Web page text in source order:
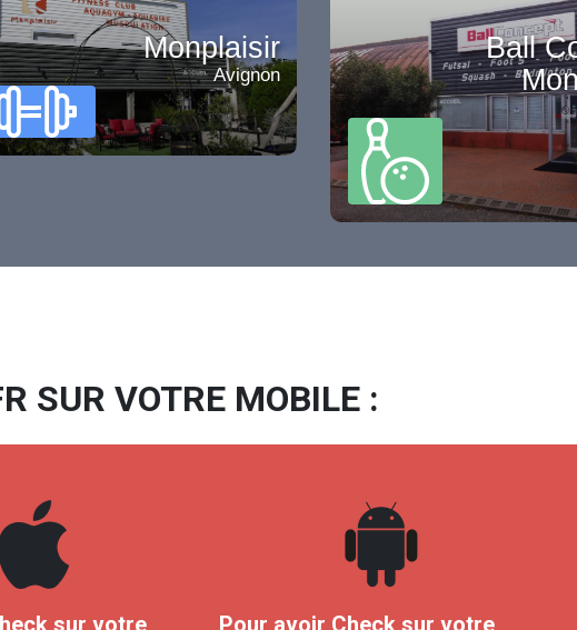
Monplaisir
Avignon
Ball
SUR VOTRE MOBILE :
sur votre Pour avoir Check sur votre